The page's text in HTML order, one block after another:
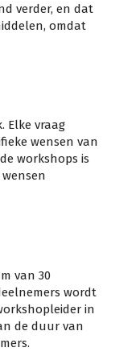
verder, en dat
omdat
Elke vraag
wensen van
workshops is
van 30
wordt
in
de duur van